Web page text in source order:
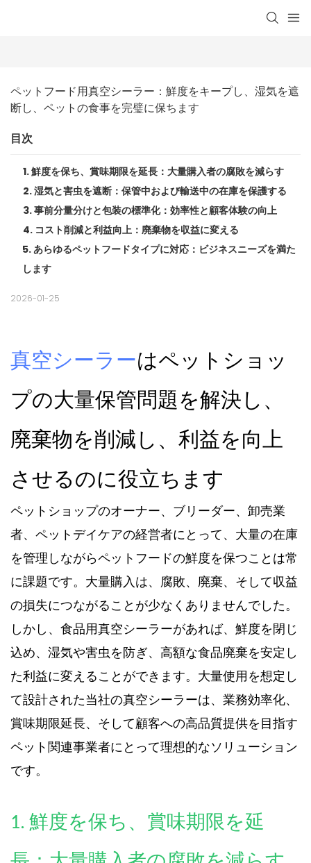
ペットフード用真空シーラー：鮮度をキープし、湿気を遮
断し、ペットの食事を完璧に保ちます
目次
1. 鮮度を保ち、賞味期限を延長：大量購入者の腐敗を減らす
2. 湿気と害虫を遮断：保管中および輸送中の在庫を保護する
3. 事前分量分けと包装の標準化：効率性と顧客体験の向上
4. コスト削減と利益向上：廃棄物を収益に変える
5. あらゆるペットフードタイプに対応：ビジネスニーズを満た
します
2026-01-25
真空シーラーはペットショッ
プの大量保管問題を解決し、
廃棄物を削減し、利益を向上
させるのに役立ちます
ペットショップのオーナー、ブリーダー、卸売業
者、ペットデイケアの経営者にとって、大量の在庫
を管理しながらペットフードの鮮度を保つことは常
に課題です。大量購入は、腐敗、廃棄、そして収益
の損失につながることが少なくありませんでした。
しかし、 食品用真空シーラーがあれば、鮮度を閉じ
込め、湿気や害虫を防ぎ、高額な食品廃棄を安定し
た利益に変えることができます。大量使用を想定し
て設計された当社の真空シーラーは、業務効率化、
賞味期限延長、そして顧客への高品質提供を目指す
ペット関連事業者にとって理想的なソリューション
です。
1. 鮮度を保ち、賞味期限を延